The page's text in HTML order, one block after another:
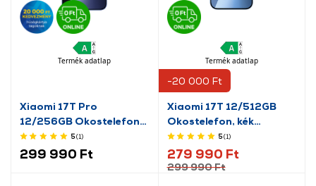
Termék adatlap
Xiaomi 17T Pro
12/256GB Okostelefon,
mélykék (MZB0NUDEU)
5(1)
299 990 Ft
-20 000 Ft
Termék adatlap
Xiaomi 17T 12/512GB
Okostelefon, kék
(MZB0NOYEU)
5(1)
279 990 Ft
299 990 Ft